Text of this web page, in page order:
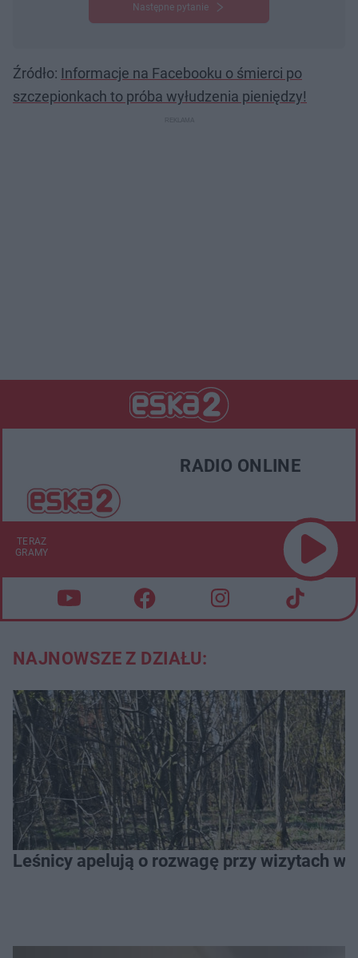
Następne pytanie
Źródło: Informacje na Facebooku o śmierci po
szczepionkach to próba wyłudzenia pieniędzy!
RADIO ONLINE
TERAZ
GRAMY
NAJNOWSZE Z DZIAŁU:
Leśnicy apelują o rozwagę przy wizytach w